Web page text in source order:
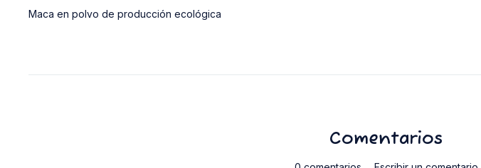
Maca en polvo de producción ecológica
Comentarios